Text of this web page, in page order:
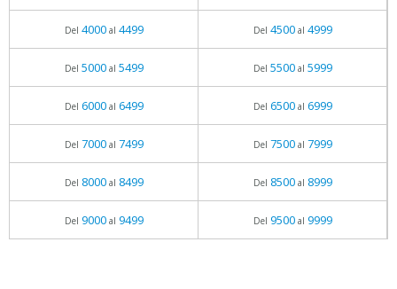
Del 4000al 4499 Del 4500al 4999
Del 5000al 5499 Del 5500al 5999
Del 6000al 6499 Del 6500al 6999
Del 7000al 7499 Del 7500al 7999
Del 8000al 8499 Del 8500al 8999
Del 9000al 9499 Del 9500al 9999